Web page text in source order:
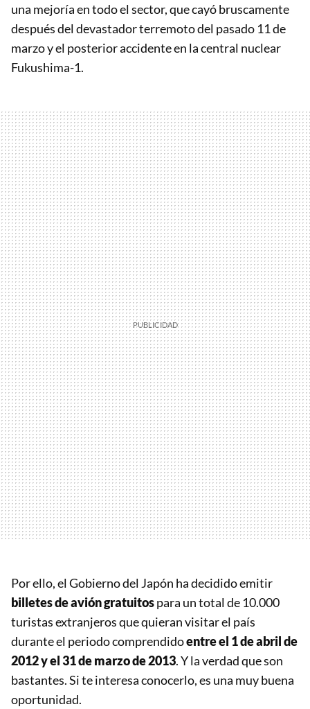
una mejoría en todo el sector, que cayó bruscamente
después del devastador terremoto del pasado 11 de
marzo y el posterior accidente en la central nuclear
Fukushima-1.
Por ello, el Gobierno del Japón ha decidido emitir
billetes de avión gratuitospara un total de 10.000
turistas extranjeros que quieran visitar el país
durante el periodo comprendidoentre el 1 de abril de
2012 y el 31 de marzo de 2013. Y la verdad que son
bastantes. Si te interesa conocerlo, es una muy buena
oportunidad.